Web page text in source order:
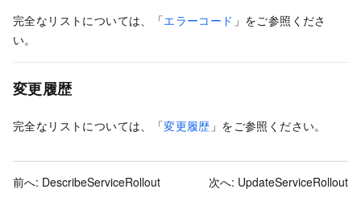
完全なリストについては、「エラーコード 」をご参照くださ
い。
変更履歴
完全なリストについては、「変更履歴 」をご参照ください。
前へ: DescribeServiceRollout 次へ: UpdateServiceRollout